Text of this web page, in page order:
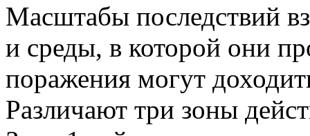
Масштабы последствий
и среды, в которой они
поражения могут
Различают три зоны